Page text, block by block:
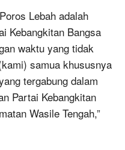
Lebah adalah
Kebangkitan Bangsa
waktu yang tidak
samua khususnya
tergabung dalam
Partai Kebangkitan
Wasile Tengah,”